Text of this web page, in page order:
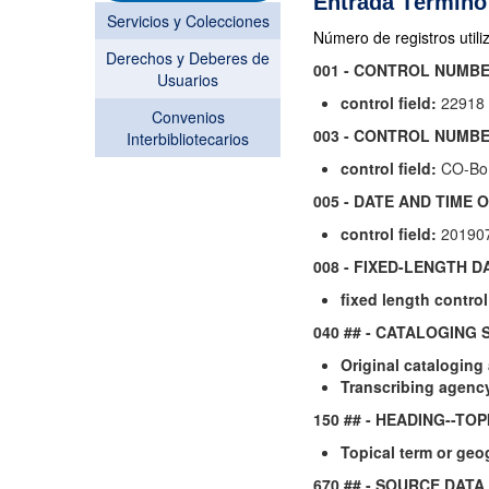
Servicios y Colecciones
Derechos y Deberes de
Usuarios
Convenios
Interbibliotecarios
Número de registros
001 - CONTROL
control field: 22918
003 - CONTROL
control field: CO-
005 - DATE AND TIME
control field:
008 - FIXED-LENGTH
fixed length
040 ## - CATALOGING
Original cataloging
Transcribing
150 ## - HEADING--
Topical term or